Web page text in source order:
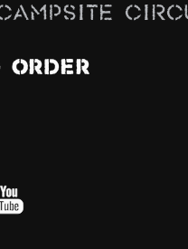
Campsite
Order